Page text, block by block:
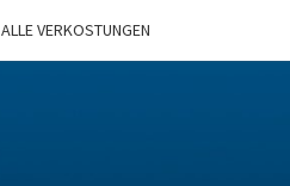
ALLE VERKOSTUNGEN